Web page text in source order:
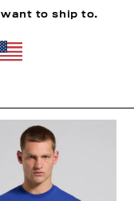
to ship to.